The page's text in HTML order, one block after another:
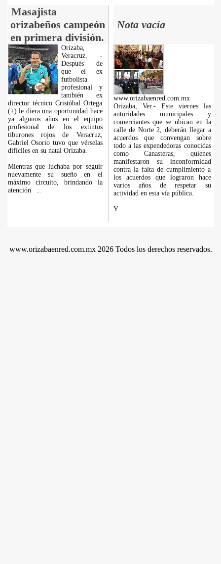
Masajista
orizabeños campeón
en primera división.
Nota vacía
Orizaba,
Veracruz. -
Después de
que el ex
futbolista
profesional y
también ex
director técnico Cristóbal Ortega
(+) le diera una oportunidad hace
ya algunos años en el equipo
profesional de los extintos
tiburones rojos de Veracruz,
Gabriel Osorio tuvo que vérselas
difíciles en su natal Orizaba.
Mientras que luchaba por seguir
nuevamente su sueño en el
máximo circuito, brindando la
atención
www.orizabaenred.com.mx
Orizaba, Ver.- Este viernes las
autoridades municipales y
comerciantes que se ubican en la
calle de Norte 2, deberán llegar a
acuerdos que convengan sobre
todo a las expendedoras conocidas
como Canasteras, quienes
manifestaron su inconformidad
contra la falta de cumplimiento a
los acuerdos que lograron hace
varios años de respetar su
actividad en esta vía pública.
Y
www.orizabaenred.com.mx 2026 Todos los derechos reservados.